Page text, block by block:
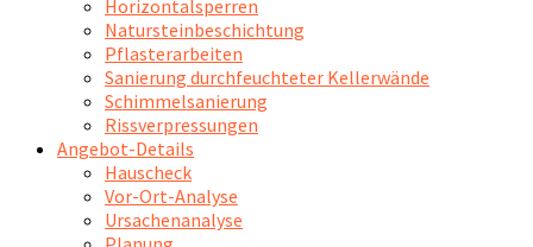
Horizontalsperren
Natursteinbeschichtung
Pflasterarbeiten
Sanierung durchfeuchteter Kellerwände
Schimmelsanierung
Rissverpressungen
Angebot-Details
Hauscheck
Vor-Ort-Analyse
Ursachenanalyse